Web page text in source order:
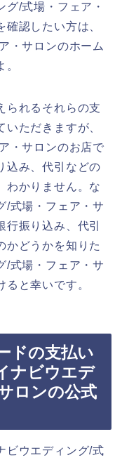
/式場・フェア・
認したい方は、
・サロンのホーム
られるそれらの支
ただきますが、
・サロンのお店で
込み、代引などの
わかりません。な
/式場・フェア・サ
振り込み、代引
かどうかを知りた
/式場・フェア・サ
と幸いです。
ドの支払い
ナビウエデ
ロンの公式
ビウエディング/式